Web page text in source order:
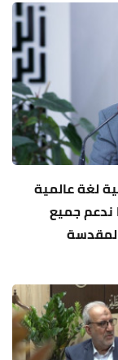
لغة عالمية
ندعم جميع